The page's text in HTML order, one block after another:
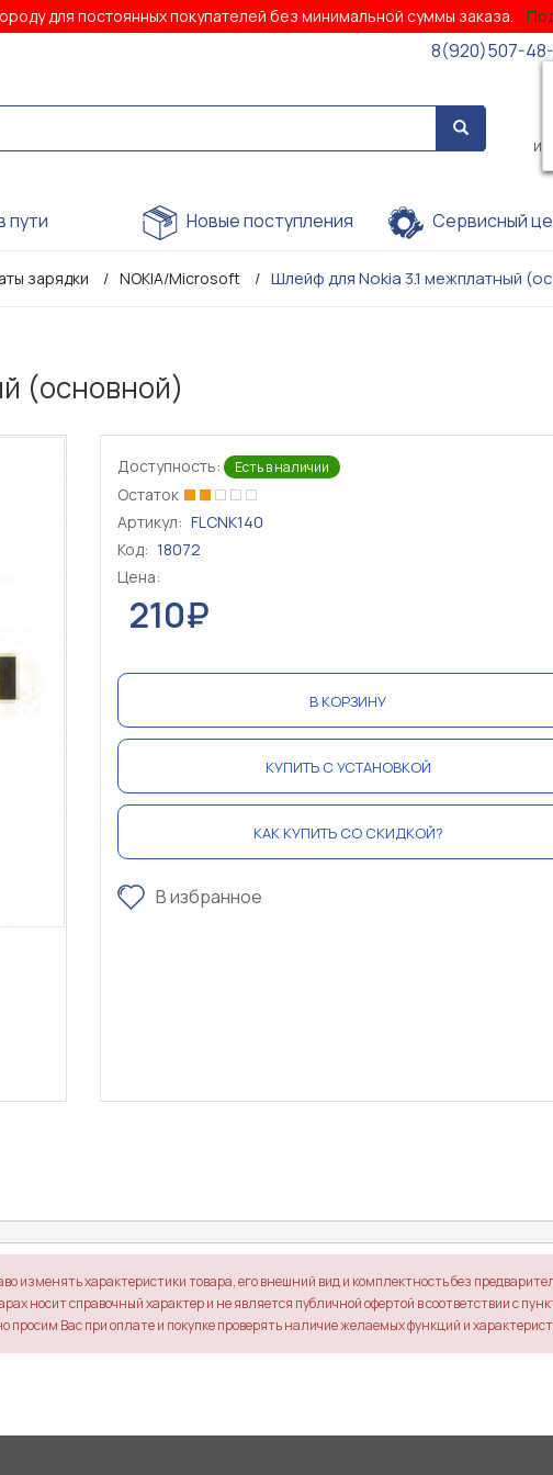
для постоянных покупателей без минимальной суммы заказа.
8(920)507-
пути Новые поступления Сервисный
зарядки NOKIA/Microsoft Шлейф для Nokia 3.1 межплатный
(основной)
Доступность: Есть в наличии
Остаток
Артикул: FLCNK140
Код: 18072
Цена:
210₽
В КОРЗИНУ
КУПИТЬ С УСТАНОВКОЙ
КАК КУПИТЬ СО СКИДКОЙ?
В избранное
изменять характеристики товара, его внешний вид и комплектность без
носит справочный характер и не является публичной офертой в соответствии с
просим Вас при оплате и покупке проверять наличие желаемых функций и